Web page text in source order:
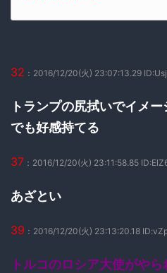
32 ：2016/12/20(火) 23:07:13.29
トランプの尻拭いでイメ
でも好感持てる
37 ：2016/12/20(火) 23:11:58.85
あざとい
39 ：2016/12/20(火) 23:13:20.18
トルコのロシア大使がや